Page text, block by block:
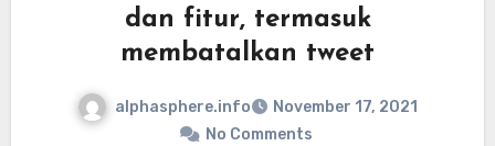
dan fitur, termasuk
membatalkan tweet
alphasphere.info
November 17, 2021
No Comments